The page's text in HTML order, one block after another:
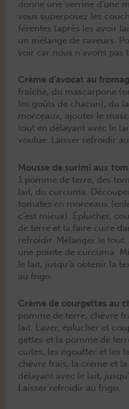
donne une ver­rine d’une
vous super­posez les
férentes (après les avoir
un mélange de saveurs.
voir car nous n’avons pas
Crème d’avocat au
fraîche, du mas­car­pone
les goûts de cha­cun), du
morceaux, ajouter le
tout en délayant avec le
voulue. Laiss­er refroidir
Mousse de suri­mi aux
1 pomme de terre, des
lait, du cur­cuma.
tomates en morceaux
c’est mieux). Éplucher,
de terre et la faire cuire
refroidir. Mélanger le
une pointe de cur­cuma.
le lait, jusqu’à obtenir la
au frigo.
Crème de cour­gettes au
pomme de terre, chèvre
lait. Laver, éplucher et
gettes et la pomme de
cuites, les égout­ter et les
chèvre frais, la crème et
délayant avec le lait,
Laiss­er refroidir au frigo.